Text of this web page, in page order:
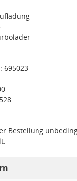
695023
Bestellung